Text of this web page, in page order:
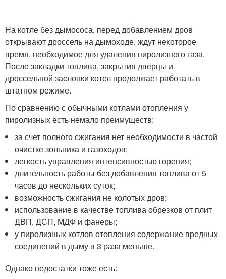
На котле без дымососа, перед добавлением дров
открывают дроссель на дымоходе, ждут некоторое
время, необходимое для удаления пиролизного газа.
После закладки топлива, закрытия дверцы и
дроссельной заслонки котел продолжает работать в
штатном режиме.
По сравнению с обычными котлами отопления у
пиролизных есть немало преимуществ:
за счет полного сжигания нет необходимости в частой
очистке зольника и газоходов;
легкость управления интенсивностью горения;
длительность работы без добавления топлива от 5
часов до нескольких суток;
возможность сжигания не колотых дров;
использование в качестве топлива обрезков от плит
ДВП, ДСП, МДФ и фанеры;
у пиролизных котлов отопления содержание вредных
соединений в дыму в 3 раза меньше.
Однако недостатки тоже есть: